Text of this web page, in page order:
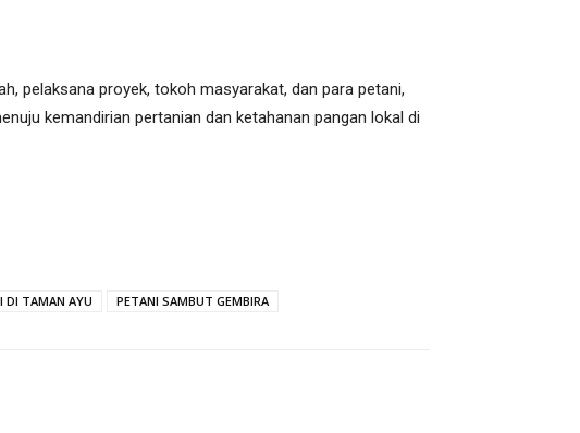
pelaksana proyek, tokoh masyarakat, dan para petani,
kemandirian pertanian dan ketahanan pangan lokal di
DI TAMAN AYU PETANI SAMBUT GEMBIRA